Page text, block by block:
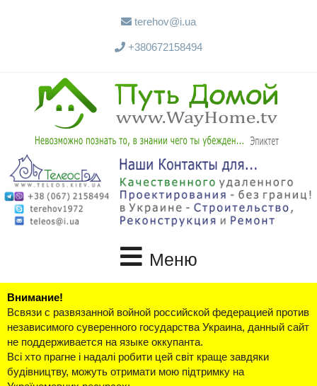
terehov@i.ua
+380672158494
Меню
Внимание!
Всвязи с развязанной войной российской федерацией против
независимого суверенного государства Украина, данный сайт
не поддерживается на языке оккупанта.
Всі хто прагне і надалі робити цей світ краще завдяки
будівництву, можуть отримати мою підтримку на